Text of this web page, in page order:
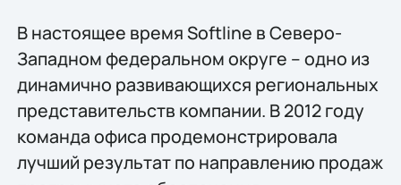
В настоящее время Softline в Северо-
Западном федеральном округе – одно из
динамично развивающихся региональных
представительств компании. В 2012 году
команда офиса продемонстрировала
лучший результат по направлению продаж